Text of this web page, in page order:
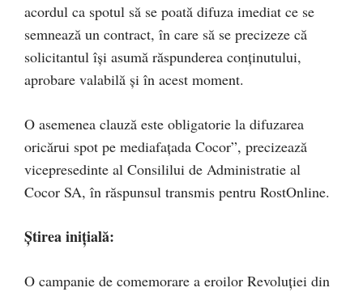
acordul ca spotul să se poată difuza imediat ce se
semnează un contract, în care să se precizeze că
solicitantul își asumă răspunderea conținutului,
aprobare valabilă și în acest moment.
O asemenea clauză este obligatorie la difuzarea
oricărui spot pe mediafațada Cocor”, precizează
vicepresedinte al Consililui de Administratie al
Cocor SA, în răspunsul transmis pentru RostOnline.
Știrea inițială:
O campanie de comemorare a eroilor Revoluției din